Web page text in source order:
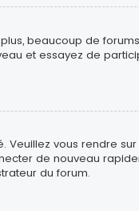
beaucoup de
et essayez de
vous rendre
de nouveau
du forum.